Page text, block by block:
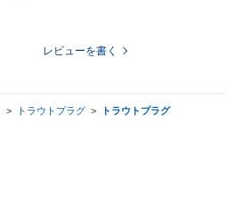
レビューを書く
> トラウトプラグ > トラウトプラグ